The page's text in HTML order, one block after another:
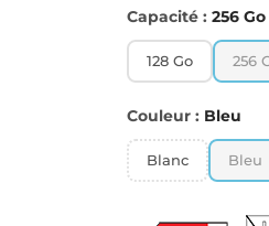
Capacité : 256 Go
128 Go 256
Couleur : Bleu
Blanc Bleu